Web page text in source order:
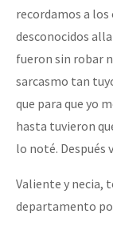
recordamos a los
desconocidos
fueron sin robar
sarcasmo tan
que para que yo
hasta tuvieron
lo noté. Después
Valiente y necia,
departamento